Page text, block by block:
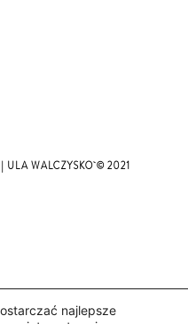
| ULA WALCZYSKO © 2021
najlepsze